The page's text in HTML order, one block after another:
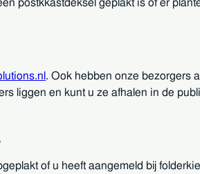
postkkastdeksel geplakt is of er
. Ook hebben onze bezorgers
liggen en kunt u ze afhalen in de
of u heeft aangemeld bij